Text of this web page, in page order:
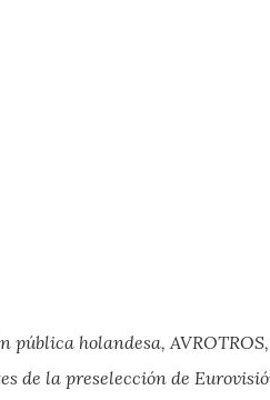
pública holandesa,
de la preselección de